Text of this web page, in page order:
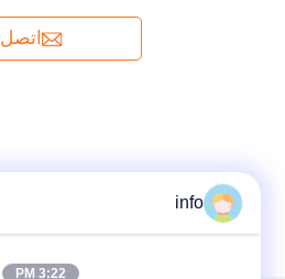
اتصل
info
3:22 PM